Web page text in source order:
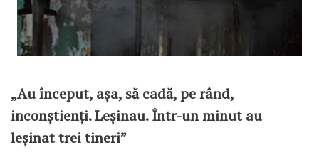
„Au început, așa, să cadă, pe rând,
inconștienți. Leșinau. Într-un minut au
leșinat trei tineri”